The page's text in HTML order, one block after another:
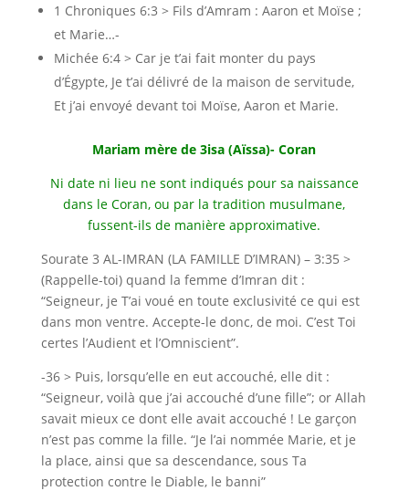
1 Chroniques 6:3 > Fils d’Amram : Aaron et Moïse ;
et Marie…-
Michée 6:4 > Car je t’ai fait monter du pays
d’Égypte, Je t’ai délivré de la maison de servitude,
Et j’ai envoyé devant toi Moïse, Aaron et Marie.
Mariam mère de 3isa (Aïssa)- Coran
Ni date ni lieu ne sont indiqués pour sa naissance
dans le Coran, ou par la tradition musulmane,
fussent-ils de manière approximative.
Sourate 3 AL-IMRAN (LA FAMILLE D’IMRAN) – 3:35 >
(Rappelle-toi) quand la femme d’Imran dit :
“Seigneur, je T’ai voué en toute exclusivité ce qui est
dans mon ventre. Accepte-le donc, de moi. C’est Toi
certes l’Audient et l’Omniscient”.
-36 > Puis, lorsqu’elle en eut accouché, elle dit :
“Seigneur, voilà que j’ai accouché d’une fille”; or Allah
savait mieux ce dont elle avait accouché ! Le garçon
n’est pas comme la fille. “Je l’ai nommée Marie, et je
la place, ainsi que sa descendance, sous Ta
protection contre le Diable, le banni”